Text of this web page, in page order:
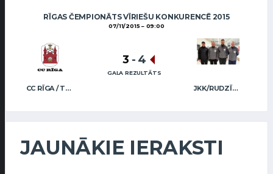
RĪGAS ČEMPIONĀTS VĪRIEŠU KONKURENCĒ 2015
07/11/2015 09:00
CC RĪGA / TRUKŠĀNS JKK/RUDZĪTIS
3 - 4
GALA REZULTĀTS
JAUNĀKIE IERAKSTI